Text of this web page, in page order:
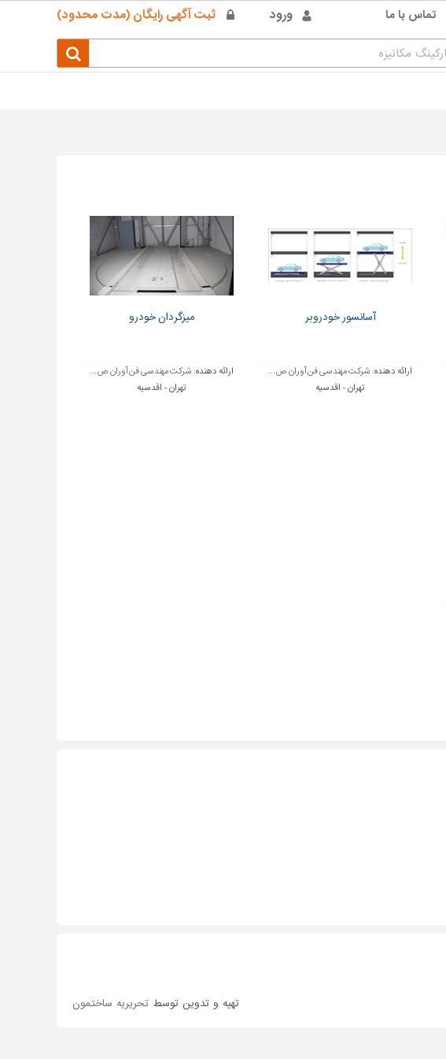
ورود ثبت آگهی رایگان (مدت محدود) تماس با ما
آسانسور خودروبر
ارائه دهنده: شرکت مهندسی فن آوران ص...
تهران - اقدسیه
میزگردان خودرو
ارائه دهنده: شرکت مهندسی فن آوران ص...
تهران - اقدسیه
تهیه و تدوین توسط تحریریه ساختمون